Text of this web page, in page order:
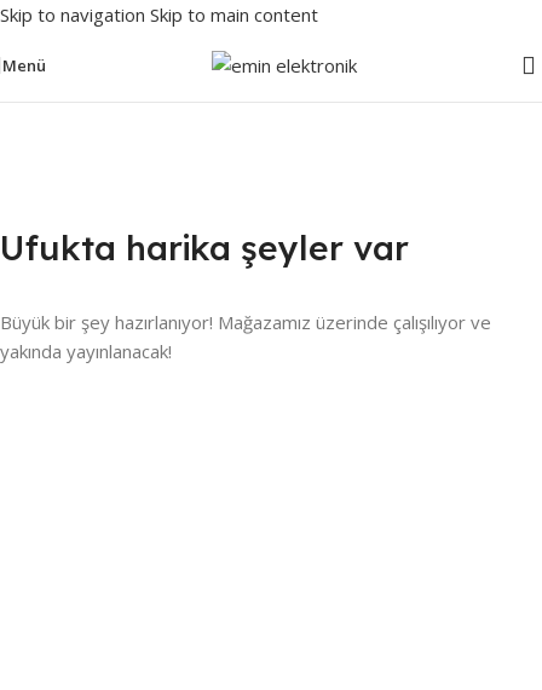
Skip to navigation Skip to main content
Menü
Ufukta harika şeyler var
Büyük bir şey hazırlanıyor! Mağazamız üzerinde çalışılıyor ve
yakında yayınlanacak!